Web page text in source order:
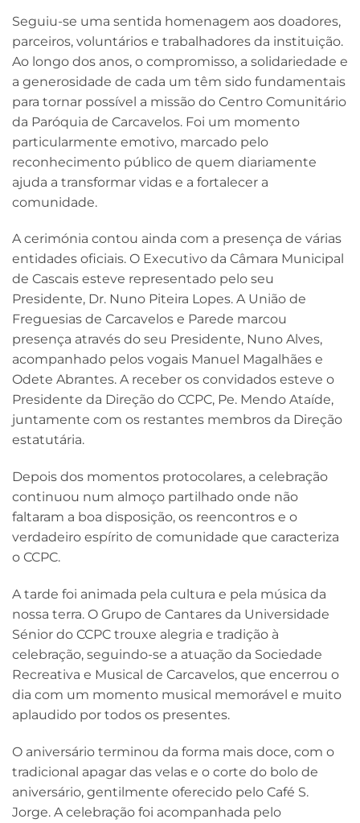
Seguiu-se uma sentida homenagem aos doadores,
parceiros, voluntários e trabalhadores da instituição.
Ao longo dos anos, o compromisso, a solidariedade e
a generosidade de cada um têm sido fundamentais
para tornar possível a missão do Centro Comunitário
da Paróquia de Carcavelos. Foi um momento
particularmente emotivo, marcado pelo
reconhecimento público de quem diariamente
ajuda a transformar vidas e a fortalecer a
comunidade.
A cerimónia contou ainda com a presença de várias
entidades oficiais. O Executivo da Câmara Municipal
de Cascais esteve representado pelo seu
Presidente, Dr. Nuno Piteira Lopes. A União de
Freguesias de Carcavelos e Parede marcou
presença através do seu Presidente, Nuno Alves,
acompanhado pelos vogais Manuel Magalhães e
Odete Abrantes. A receber os convidados esteve o
Presidente da Direção do CCPC, Pe. Mendo Ataíde,
juntamente com os restantes membros da Direção
estatutária.
Depois dos momentos protocolares, a celebração
continuou num almoço partilhado onde não
faltaram a boa disposição, os reencontros e o
verdadeiro espírito de comunidade que caracteriza
o CCPC.
A tarde foi animada pela cultura e pela música da
nossa terra. O Grupo de Cantares da Universidade
Sénior do CCPC trouxe alegria e tradição à
celebração, seguindo-se a atuação da Sociedade
Recreativa e Musical de Carcavelos, que encerrou o
dia com um momento musical memorável e muito
aplaudido por todos os presentes.
O aniversário terminou da forma mais doce, com o
tradicional apagar das velas e o corte do bolo de
aniversário, gentilmente oferecido pelo Café S.
Jorge. A celebração foi acompanhada pelo